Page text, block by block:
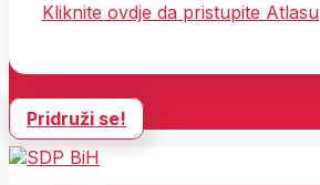
Kliknite ovdje da pristupite Atlasu
Pridruži se!